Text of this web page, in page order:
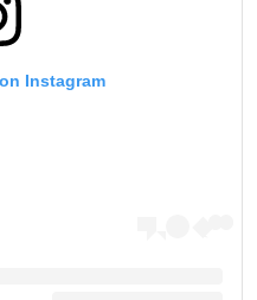
Instagram